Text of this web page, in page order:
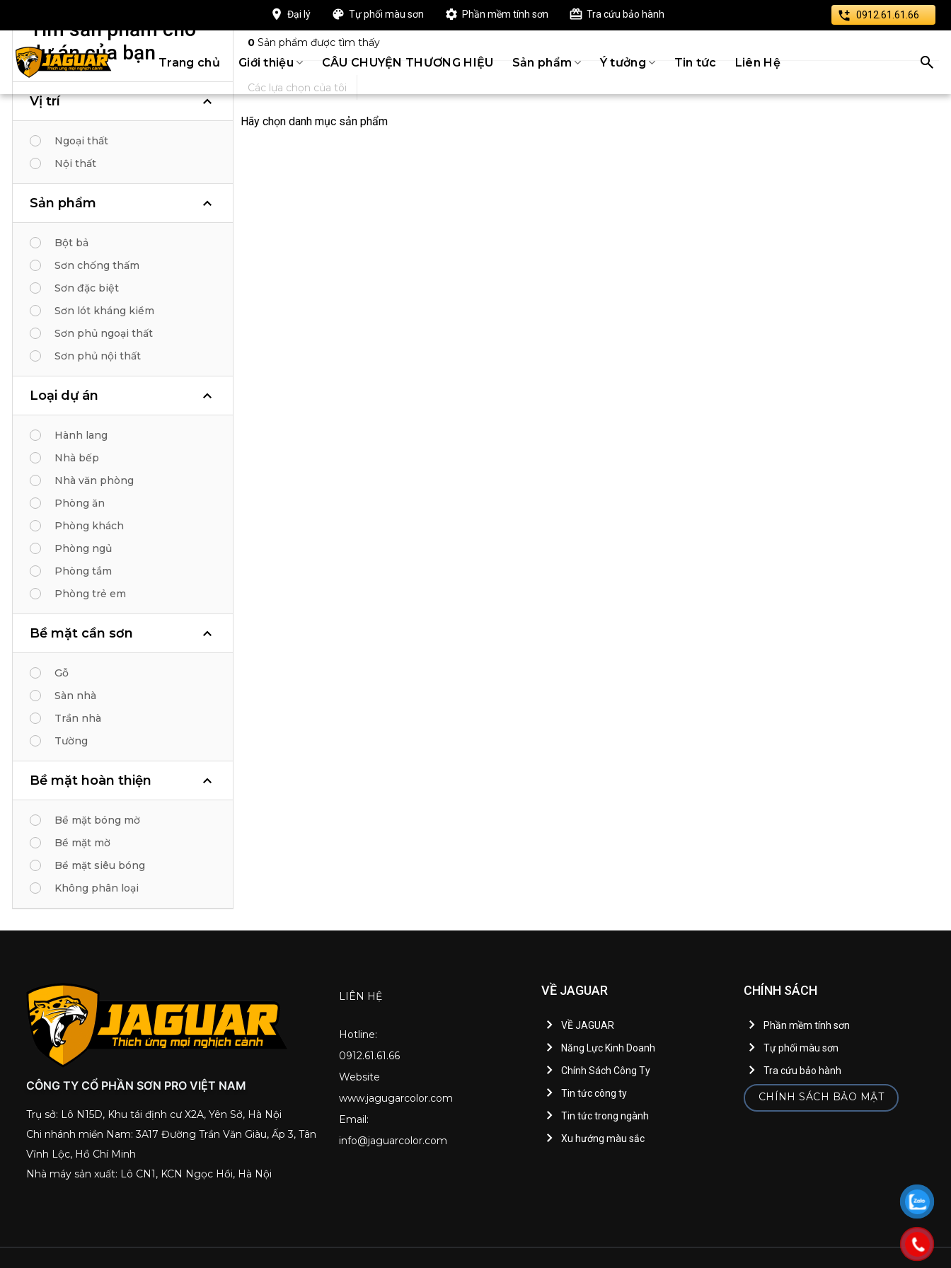
dung
Đại lý Tự phối màu sơn Phần mềm tính sơn Tra cứu bảo hành 0912.61.61.66
Trang chủ Giới thiệu CÂU CHUYỆN THƯƠNG HIỆU Sản phẩm Ý tưởng Tin tức Liên Hệ
Tìm sản phẩm cho
dự án của bạn
Vị trí
Ngoại thất
Nội thất
Sản phẩm
Bột bả
Sơn chống thấm
Sơn đặc biệt
Sơn lót kháng kiềm
Sơn phủ ngoại thất
Sơn phủ nội thất
Loại dự án
Hành lang
Nhà bếp
Nhà văn phòng
Phòng ăn
Phòng khách
Phòng ngủ
Phòng tắm
Phòng trẻ em
Bề mặt cần sơn
Gỗ
Sàn nhà
Trần nhà
Tường
Bề mặt hoàn thiện
Bề mặt bóng mờ
Bề mặt mờ
Bề mặt siêu bóng
Không phân loại
Tìm sản phẩm cho dự án của bạn
0Sản phẩm được tìm thấy
Các lựa chọn của tôi
Hãy chọn danh mục sản phẩm
CÔNG TY CỔ PHẦN SƠN PRO VIỆT NAM
Trụ sở: Lô N15D, Khu tái định cư X2A, Yên Sở, Hà Nội
Chi nhánh miền Nam: 3A17 Đường Trần Văn Giàu, Ấp 3, Tân
Vĩnh Lộc, Hồ Chí Minh
Nhà máy sản xuất: Lô CN1, KCN Ngọc Hồi, Hà Nội
LIÊN HỆ
Hotline:
0912.61.61.66
Website
www.jagugarcolor.com
Email:
info@jaguarcolor.com
VỀ JAGUAR
VỀ JAGUAR
Năng Lực Kinh Doanh
Chính Sách Công Ty
Tin tức công ty
Tin tức trong ngành
Xu hướng màu sắc
CHÍNH SÁCH
Phần mềm tính sơn
Tự phối màu sơn
Tra cứu bảo hành
CHÍNH SÁCH BẢO MẬT